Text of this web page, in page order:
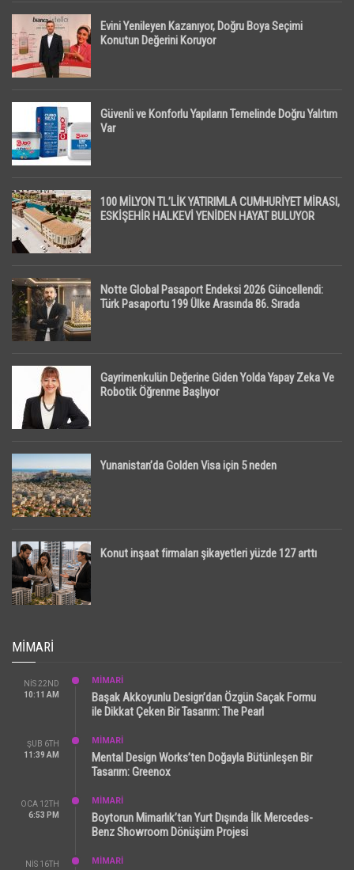
Evini Yenileyen Kazanıyor, Doğru Boya Seçimi
Konutun Değerini Koruyor
Güvenli ve Konforlu Yapıların Temelinde Doğru Yalıtım
Var
100 MİLYON TL’LİK YATIRIMLA CUMHURİYET MİRASI,
ESKİŞEHİR HALKEVİ YENİDEN HAYAT BULUYOR
Notte Global Pasaport Endeksi 2026 Güncellendi:
Türk Pasaportu 199 Ülke Arasında 86. Sırada
Gayrimenkulün Değerine Giden Yolda Yapay Zeka Ve
Robotik Öğrenme Başlıyor
Yunanistan’da Golden Visa için 5 neden
Konut inşaat firmaları şikayetleri yüzde 127 arttı
MIMARI
NIS 22ND
10:11 AM
MİMARİ
Başak Akkoyunlu Design’dan Özgün Saçak Formu
ile Dikkat Çeken Bir Tasarım: The Pearl
ŞUB 6TH
11:39 AM
MİMARİ
Mental Design Works’ten Doğayla Bütünleşen Bir
Tasarım: Greenox
OCA 12TH
6:53 PM
MİMARİ
Boytorun Mimarlık’tan Yurt Dışında İlk Mercedes-
Benz Showroom Dönüşüm Projesi
NIS 16TH
MİMARİ